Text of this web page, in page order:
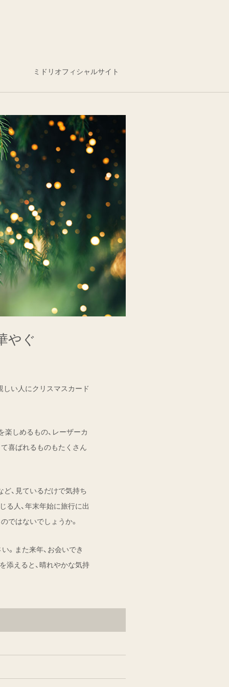
ミドリオフィシャルサイト
やぐ
しい人にクリスマスカード
楽しめるもの、レーザーカ
喜ばれるものもたくさん
、見ているだけで気持ち
る人、年末年始に旅行に出
ではないでしょうか。
。また来年、お会いでき
添えると、晴れやかな気持